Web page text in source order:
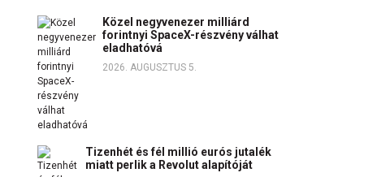
Közel negyvenezer milliárd
forintnyi SpaceX-részvény válhat
eladhatóvá
2026. AUGUSZTUS 5.
Tizenhét és fél millió eurós jutalék
miatt perlik a Revolut alapítóját